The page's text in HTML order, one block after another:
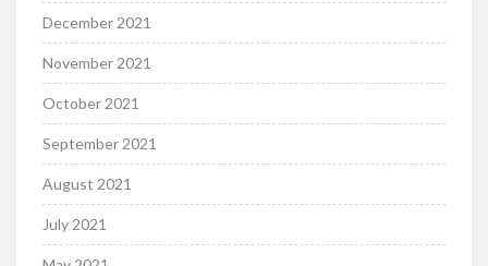
December 2021
November 2021
October 2021
September 2021
August 2021
July 2021